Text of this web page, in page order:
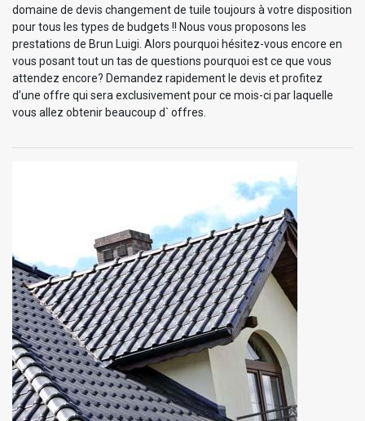
domaine de devis changement de tuile toujours à votre disposition
pour tous les types de budgets !! Nous vous proposons les
prestations de Brun Luigi. Alors pourquoi hésitez-vous encore en
vous posant tout un tas de questions pourquoi est ce que vous
attendez encore? Demandez rapidement le devis et profitez
d’une offre qui sera exclusivement pour ce mois-ci par laquelle
vous allez obtenir beaucoup d` offres.